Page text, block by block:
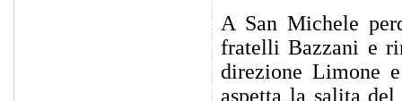
A San Michele
fratelli Bazzani e
direzione Limone
aspetta la salita